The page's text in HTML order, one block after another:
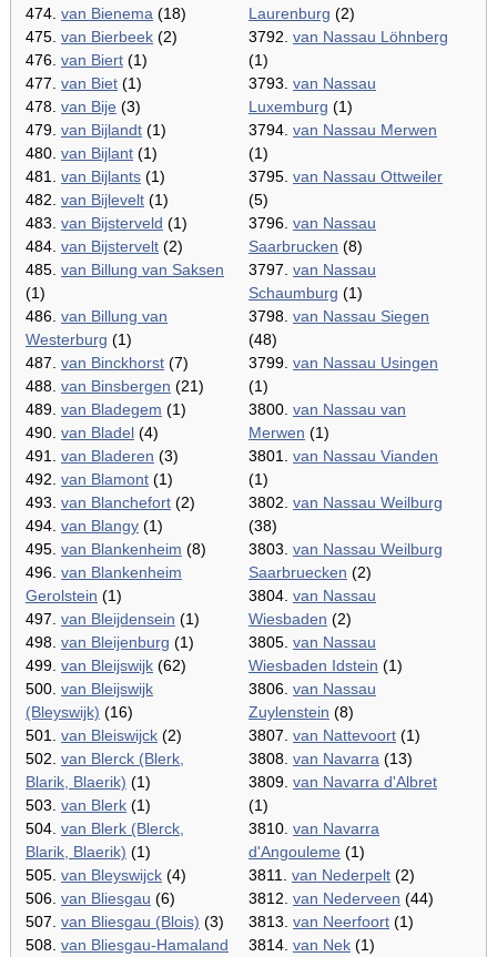
474. van Bienema (18)
475. van Bierbeek (2)
476. van Biert (1)
477. van Biet (1)
478. van Bije (3)
479. van Bijlandt (1)
480. van Bijlant (1)
481. van Bijlants (1)
482. van Bijlevelt (1)
483. van Bijsterveld (1)
484. van Bijstervelt (2)
485. van Billung van Saksen
(1)
486. van Billung van
Westerburg (1)
487. van Binckhorst (7)
488. van Binsbergen (21)
489. van Bladegem (1)
490. van Bladel (4)
491. van Bladeren (3)
492. van Blamont (1)
493. van Blanchefort (2)
494. van Blangy (1)
495. van Blankenheim (8)
496. van Blankenheim
Gerolstein (1)
497. van Bleijdensein (1)
498. van Bleijenburg (1)
499. van Bleijswijk (62)
500. van Bleijswijk
(Bleyswijk) (16)
501. van Bleiswijck (2)
502. van Blerck (Blerk,
Blarik, Blaerik) (1)
503. van Blerk (1)
504. van Blerk (Blerck,
Blarik, Blaerik) (1)
505. van Bleyswijck (4)
506. van Bliesgau (6)
507. van Bliesgau (Blois) (3)
508. van Bliesgau-Hamaland
Laurenburg (2)
3792. van Nassau Löhnberg
(1)
3793. van Nassau
Luxemburg (1)
3794. van Nassau Merwen
(1)
3795. van Nassau Ottweiler
(5)
3796. van Nassau
Saarbrucken (8)
3797. van Nassau
Schaumburg (1)
3798. van Nassau Siegen
(48)
3799. van Nassau Usingen
(1)
3800. van Nassau van
Merwen (1)
3801. van Nassau Vianden
(1)
3802. van Nassau Weilburg
(38)
3803. van Nassau Weilburg
Saarbruecken (2)
3804. van Nassau
Wiesbaden (2)
3805. van Nassau
Wiesbaden Idstein (1)
3806. van Nassau
Zuylenstein (8)
3807. van Nattevoort (1)
3808. van Navarra (13)
3809. van Navarra d'Albret
(1)
3810. van Navarra
d'Angouleme (1)
3811. van Nederpelt (2)
3812. van Nederveen (44)
3813. van Neerfoort (1)
3814. van Nek (1)